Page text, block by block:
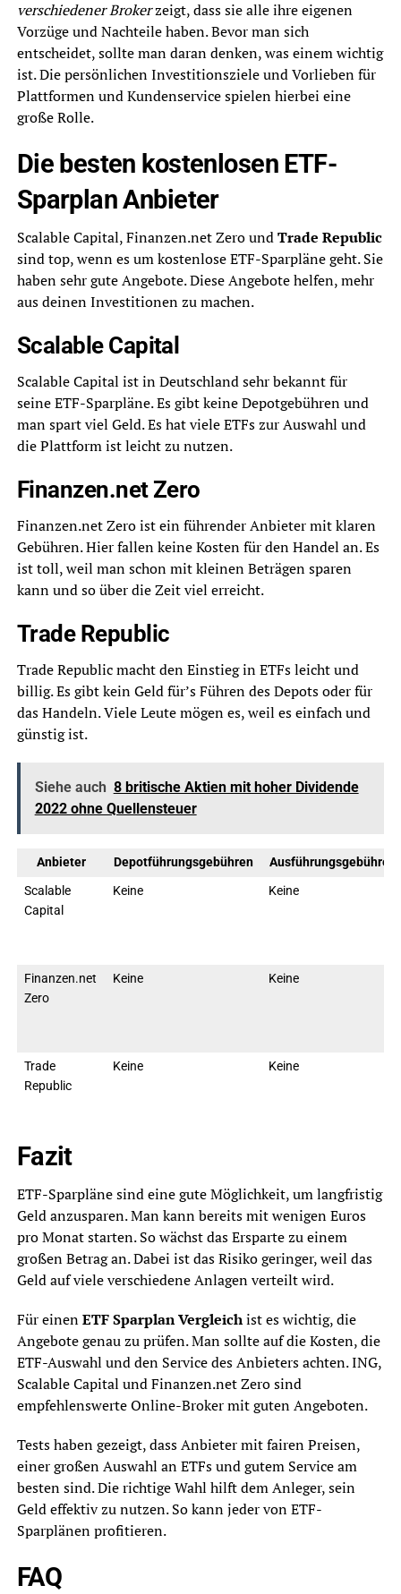
verschiedener Brokerzeigt, dass sie alle ihre eigenen
Vorzüge und Nachteile haben. Bevor man sich
entscheidet, sollte man daran denken, was einem wichtig
ist. Die persönlichen Investitionsziele und Vorlieben für
Plattformen und Kundenservice spielen hierbei eine
große Rolle.
Die besten kostenlosen ETF-
Sparplan Anbieter
Scalable Capital, Finanzen.net Zero undTrade Republic
sind top, wenn es um kostenlose ETF-Sparpläne geht. Sie
haben sehr gute Angebote. Diese Angebote helfen, mehr
aus deinen Investitionen zu machen.
Scalable Capital
Scalable Capital ist in Deutschland sehr bekannt für
seine ETF-Sparpläne. Es gibt keine Depotgebühren und
man spart viel Geld. Es hat viele ETFs zur Auswahl und
die Plattform ist leicht zu nutzen.
Finanzen.net Zero
Finanzen.net Zero ist ein führender Anbieter mit klaren
Gebühren. Hier fallen keine Kosten für den Handel an. Es
ist toll, weil man schon mit kleinen Beträgen sparen
kann und so über die Zeit viel erreicht.
Trade Republic
Trade Republic macht den Einstieg in ETFs leicht und
billig. Es gibt kein Geld für’s Führen des Depots oder für
das Handeln. Viele Leute mögen es, weil es einfach und
günstig ist.
Siehe auch 8 britische Aktien mit hoher Dividende
2022 ohne Quellensteuer
Anbieter Depotführungsgebühren
Ausführungsgebühren
Scalable
Capital
Keine Keine
Finanzen.net
Zero
Keine Keine
Trade
Republic
Keine Keine
Fazit
ETF-Sparpläne sind eine gute Möglichkeit, um langfristig
Geld anzusparen. Man kann bereits mit wenigen Euros
pro Monat starten. So wächst das Ersparte zu einem
großen Betrag an. Dabei ist das Risiko geringer, weil das
Geld auf viele verschiedene Anlagen verteilt wird.
Für einenETF Sparplan Vergleichist es wichtig, die
Angebote genau zu prüfen. Man sollte auf die Kosten, die
ETF-Auswahl und den Service des Anbieters achten. ING,
Scalable Capital und Finanzen.net Zero sind
empfehlenswerte Online-Broker mit guten Angeboten.
Tests haben gezeigt, dass Anbieter mit fairen Preisen,
einer großen Auswahl an ETFs und gutem Service am
besten sind. Die richtige Wahl hilft dem Anleger, sein
Geld effektiv zu nutzen. So kann jeder von ETF-
Sparplänen profitieren.
FAQ